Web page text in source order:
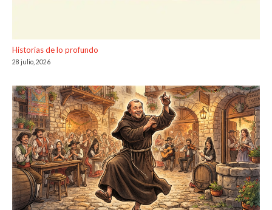
Historias de lo profundo
28 julio, 2026